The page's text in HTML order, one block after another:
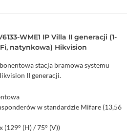
podrzędnych stacji bramowych w
dzwonienia
dodania do chmury Hik-Connect
45 10/100 Base-T
WME1 IP Villa II generacji (1-
natynkowa) Hikvision
stacja bramowa systemu
II generacji.
w standardzie Mifare (13,56
(H) / 75° (V))